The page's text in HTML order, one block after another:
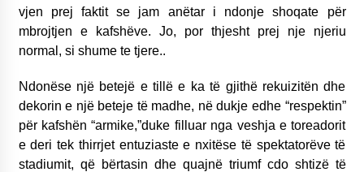
vjen prej faktit se jam anëtar i ndonje shoqate për
mbrojtjen e kafshëve. Jo, por thjesht prej nje njeriu
normal, si shume te tjere..
Ndonëse një betejë e tillë e ka të gjithë rekuizitën dhe
dekorin e një beteje të madhe, në dukje edhe “respektin”
për kafshën “armike,”duke filluar nga veshja e toreadorit
e deri tek thirrjet entuziaste e nxitëse të spektatorëve të
stadiumit, që bërtasin dhe quajnë triumf cdo shtizë të